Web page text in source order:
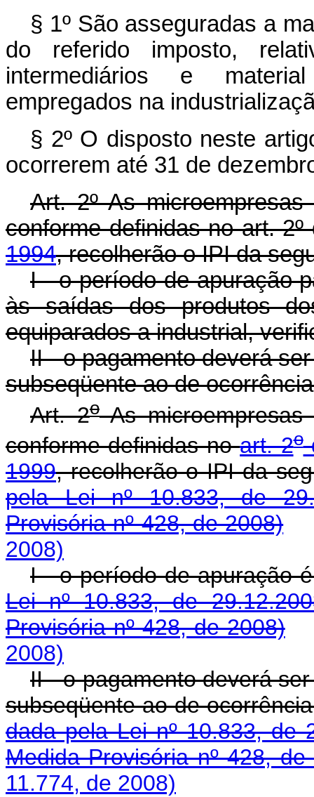
§ 1º São asseguradas a
do referido imposto,
intermediários e
empregados na
§ 2º O disposto neste
ocorrerem até 31 de
Art. 2º As
conforme definidas no art.
1994, recolherão o IPI da
I - o período de apuração
às saídas dos produtos
equiparados a industrial,
II - o pagamento deverá
subseqüente ao de
Art. 2oAs microempresas
conforme definidas noart. 2o
1999, recolherão o IPI
pela Lei nº 10.833, de
Provisória nº 428, de 2008)
2008)
I - o período de
Lei nº 10.833, de
Provisória nº 428, de 2008)
2008)
II - o pagamento deverá
subseqüente ao de
dada pela Lei nº 10.833, de
Medida Provisória nº 428, de
11.774, de 2008)